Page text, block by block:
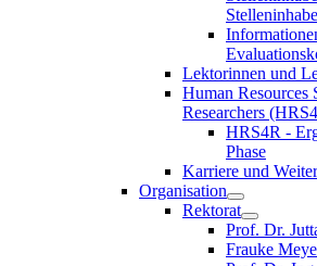
Lektorinnen und
Human Resources
Researchers
HRS4R -
Phase
Karriere und
Organisation
Rektorat
Prof. Dr.
Frauke